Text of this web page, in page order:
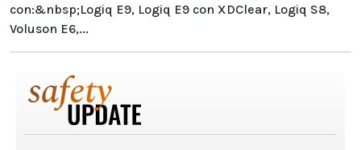
con:&nbsp;Logiq E9, Logiq E9 con XDClear, Logiq S8,
Voluson E6,...